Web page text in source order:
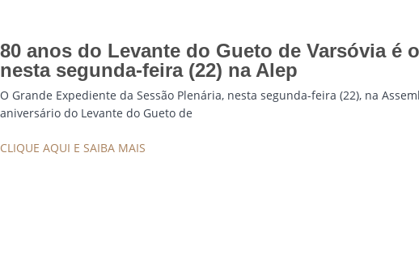
80 anos do Levante do Gueto de Varsóvia é
nesta segunda-feira (22) na Alep
O Grande Expediente da Sessão Plenária, nesta segunda-feira (22), na
aniversário do Levante do Gueto de
CLIQUE AQUI E SAIBA MAIS